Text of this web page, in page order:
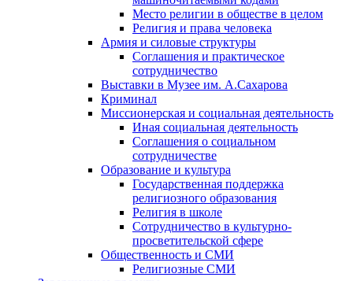
Место религии в обществе в целом
Религия и права человека
Армия и силовые структуры
Соглашения и практическое
сотрудничество
Выставки в Музее им. А.Сахарова
Криминал
Миссионерская и социальная деятельность
Иная социальная деятельность
Соглашения о социальном
сотрудничестве
Образование и культура
Государственная поддержка
религиозного образования
Религия в школе
Сотрудничество в культурно-
просветительской сфере
Общественность и СМИ
Религиозные СМИ